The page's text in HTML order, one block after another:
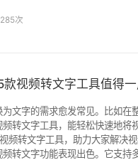
智能分析标点、断句的贴心功
次
视频转文字工具值得一
文字的需求愈发常见。比如在
转文字工具，能轻松快速地
，助力大家解决视频转录难题。 1、水印云
转文字功能表现出色。它支